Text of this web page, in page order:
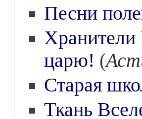
Песни
Хранители
царю! (
Старая
Ткань